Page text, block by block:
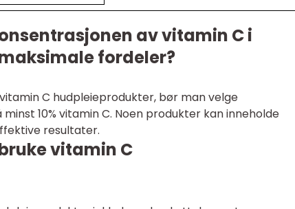
av vitamin C i
fordeler?
C hudpleieprodukter, bør man velge
10% vitamin C. Noen produkter kan inneholde
resultater.
vitamin C